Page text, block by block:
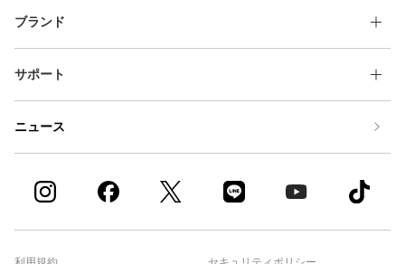
ブランド
サポート
ニュース